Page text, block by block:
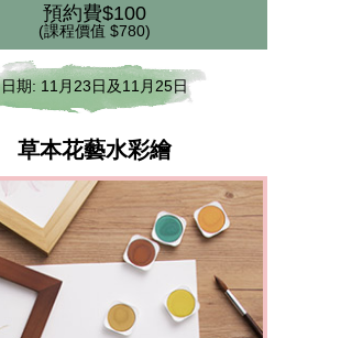
預約費$100
(課程價值 $780)
日期: 11月23日及11月25日
草本花藝水彩繪